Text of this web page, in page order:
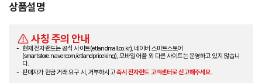
상품설명
사칭 주의 안내
현재 전자랜드는 공식 사이트(etlandmall.co.kr), 네이버 스마트스토어
(smartstore.naver.com/etlandpriceking), 모바일 어플 외 다른 사이트는 운영하고 있지 않습니
다.
판매자가 현금 거래 요구 시, 거부하시고즉시 전자랜드 고객센터로 신고해주세요.